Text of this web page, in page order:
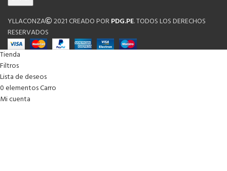
YLLACONZA 2021 CREADO PORPDG.PE. TODOS LOS DERECHOS
RESERVADOS
Tienda
Filtros
Lista de deseos
0elementosCarro
Mi cuenta